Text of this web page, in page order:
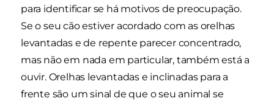
para identificar se há motivos de preocupação.
Se o seu cão estiver acordado com as orelhas
levantadas e de repente parecer concentrado,
mas não em nada em particular, também está a
ouvir. Orelhas levantadas e inclinadas para a
frente são um sinal de que o seu animal se